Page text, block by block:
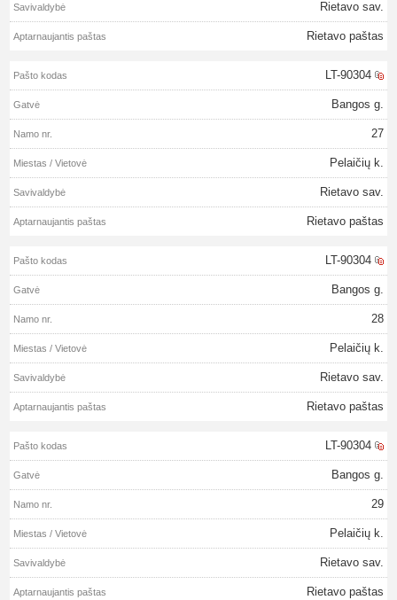
Rietavo sav.
Rietavo paštas
LT-90304
Bangos g.
27
Pelaičių k.
Rietavo sav.
Rietavo paštas
LT-90304
Bangos g.
28
Pelaičių k.
Rietavo sav.
Rietavo paštas
LT-90304
Bangos g.
29
Pelaičių k.
Rietavo sav.
Rietavo paštas